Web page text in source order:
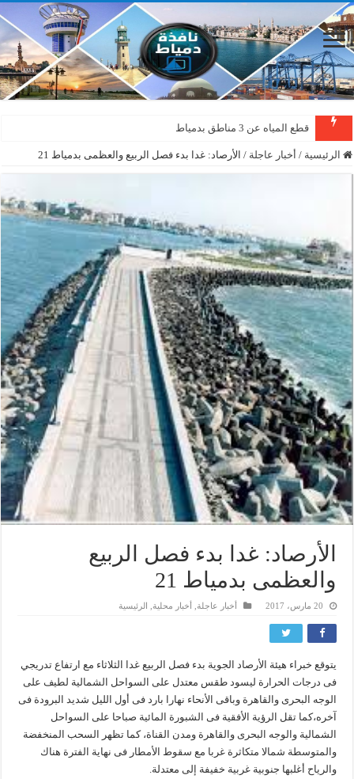
قطع المياه عن 3 مناطق بدمياط
الرئيسية / أخبار عاجلة / الأرصاد: غدا بدء فصل الربيع والعظمى بدمياط 21
الأرصاد: غدا بدء فصل الربيع
والعظمى بدمياط 21
20 مارس، 2017 أخبار عاجلة أخبار محلية الرئيسية
يتوقع خبراء هيئة الأرصاد الجوية بدء فصل الربيع غدا الثلاثاء مع ارتفاع تدريجي
فى درجات الحرارة ليسود طقس معتدل على السواحل الشمالية لطيف على
الوجه البحرى والقاهرة وباقى الأنحاء نهارا بارد فى أول الليل شديد البرودة فى
آخره،كما تقل الرؤية الأفقية فى الشبورة المائية صباحا على السواحل
الشمالية والوجه البحرى والقاهرة ومدن القناة، كما تظهر السحب المنخفضة
والمتوسطة شمالا متكاثرة غربا مع سقوط الأمطار فى نهاية الفترة هناك
والرياح أغلبها جنوبية غربية خفيفة إلى معتدلة.